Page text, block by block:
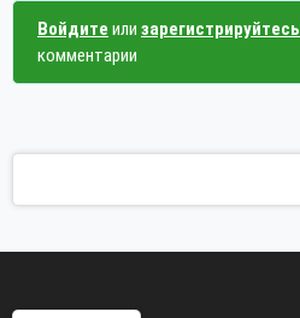
Войдите или зарегистрируйтесь
комментарии